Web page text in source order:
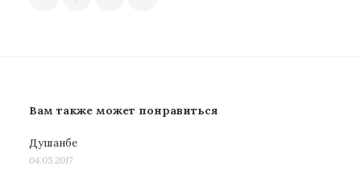
Вам также может понравиться
Душанбе
04.05.2017